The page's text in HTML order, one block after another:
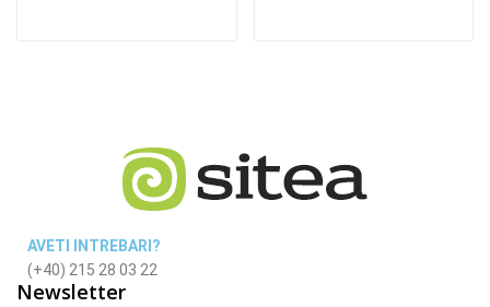
AVETI INTREBARI?
(+40) 215 28 03 22
Newsletter